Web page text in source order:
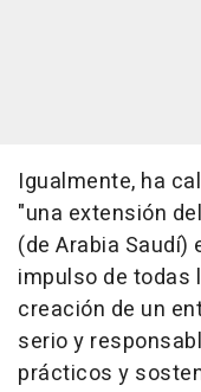
Igualmente, ha
"una extensión
(de Arabia Saudí)
impulso de todas
creación de un
serio y
prácticos y